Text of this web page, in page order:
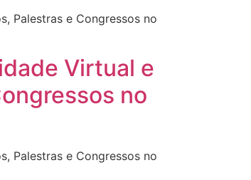
Palestras e Congressos no
Virtual e
no
Palestras e Congressos no